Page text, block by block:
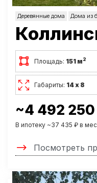
Деревянные дома Дома из
Площадь: 151 м2
Габариты: 14 х 8
~4 492
В ипотеку ~37 435 ₽ в
Посмотреть